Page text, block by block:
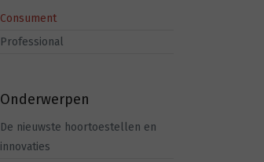
Consument
Professional
Onderwerpen
De nieuwste hoortoestellen en
innovaties